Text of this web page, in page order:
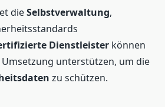
dieSelbstverwaltung,
Dienstleister können
unterstützen, um die
zu schützen.